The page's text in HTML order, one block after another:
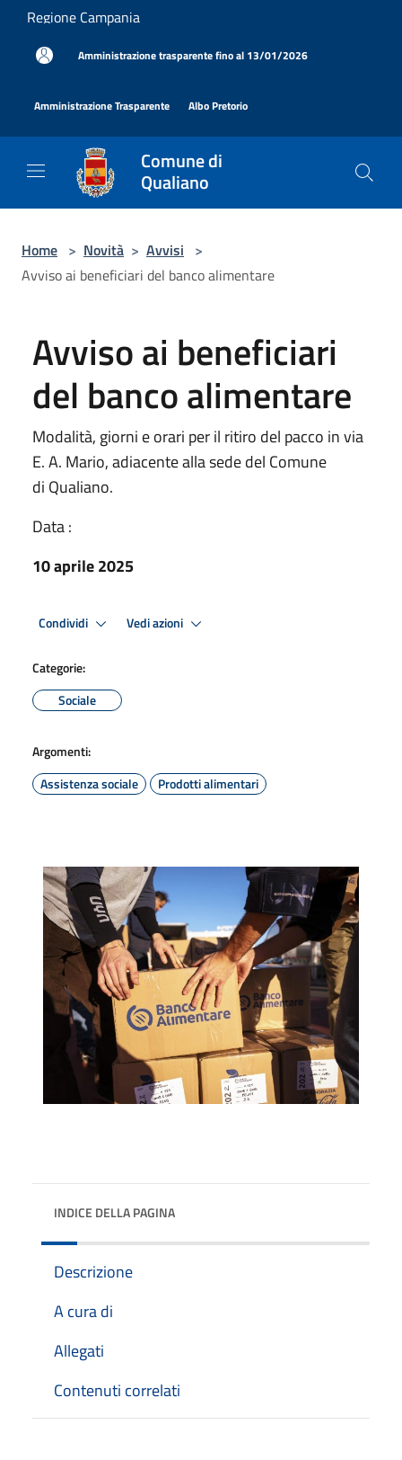
Salta al contenuto principale
Regione Campania
Amministrazione trasparente fino al 13/01/2026
Amministrazione Trasparente Albo Pretorio
Comune di
Qualiano
Home > Novità > Avvisi >
Avviso ai beneficiari del banco alimentare
Avviso ai beneficiari
del banco alimentare
Modalità, giorni e orari per il ritiro del pacco in via
E. A. Mario, adiacente alla sede del Comune
di Qualiano.
Data :
10 aprile 2025
Condividi Vedi azioni
Categorie:
Sociale
Argomenti:
Assistenza sociale
Prodotti alimentari
INDICE DELLA PAGINA
Descrizione
A cura di
Allegati
Contenuti correlati